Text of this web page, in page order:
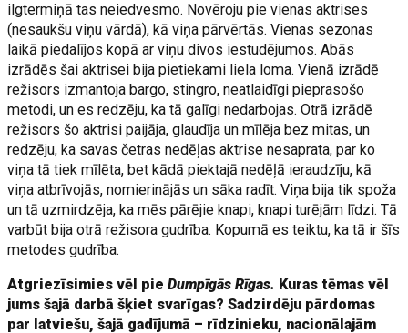
ilgtermiņā tas neiedvesmo. Novēroju pie vienas aktrises
(nesaukšu viņu vārdā), kā viņa pārvērtās. Vienas sezonas
laikā piedalījos kopā ar viņu divos iestudējumos. Abās
izrādēs šai aktrisei bija pietiekami liela loma. Vienā izrādē
režisors izmantoja bargo, stingro, neatlaidīgi pieprasošo
metodi, un es redzēju, ka tā galīgi nedarbojas. Otrā izrādē
režisors šo aktrisi paijāja, glaudīja un mīlēja bez mitas, un
redzēju, ka savas četras nedēļas aktrise nesaprata, par ko
viņa tā tiek mīlēta, bet kādā piektajā nedēļā ieraudzīju, kā
viņa atbrīvojās, nomierinājās un sāka radīt. Viņa bija tik spoža
un tā uzmirdzēja, ka mēs pārējie knapi, knapi turējām līdzi. Tā
varbūt bija otrā režisora gudrība. Kopumā es teiktu, ka tā ir šīs
metodes gudrība.
Atgriezīsimies vēl pieDumpīgās Rīgas. Kuras tēmas vēl
jums šajā darbā šķiet svarīgas? Sadzirdēju pārdomas
par latviešu, šajā gadījumā – rīdzinieku, nacionālajām